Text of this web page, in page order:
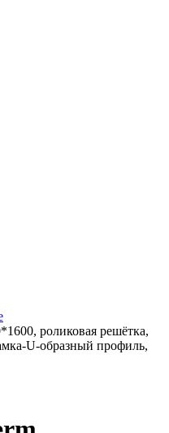
роликовая решётка,
U-образный профиль,